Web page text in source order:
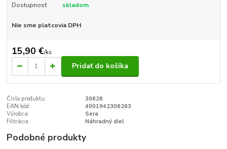
Dostupnosť skladom
Nie sme platcovia DPH
15,90 €/ks
Pridať do košíka
Číslo produktu:
30626
EAN kód:
4001942306263
Výrobca:
Sera
Filtrácia:
Náhradný diel
Podobné produkty